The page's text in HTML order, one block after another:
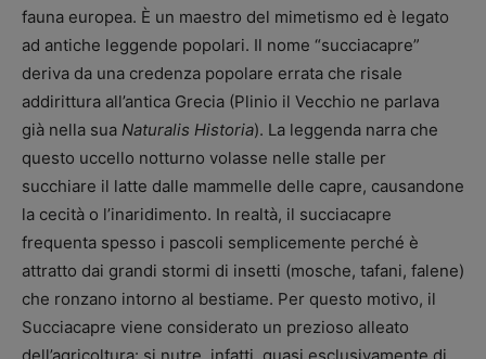
fauna europea. È un maestro del mimetismo ed è legato
ad antiche leggende popolari. Il nome “succiacapre”
deriva da una credenza popolare errata che risale
addirittura all’antica Grecia (Plinio il Vecchio ne parlava
già nella sua Naturalis Historia). La leggenda narra che
questo uccello notturno volasse nelle stalle per
succhiare il latte dalle mammelle delle capre, causandone
la cecità o l’inaridimento. In realtà, il succiacapre
frequenta spesso i pascoli semplicemente perché è
attratto dai grandi stormi di insetti (mosche, tafani, falene)
che ronzano intorno al bestiame. Per questo motivo, il
Succiacapre viene considerato un prezioso alleato
dell’agricoltura: si nutre, infatti, quasi esclusivamente di